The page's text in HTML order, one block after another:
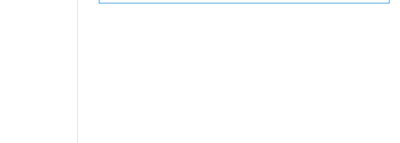
Motoryachten